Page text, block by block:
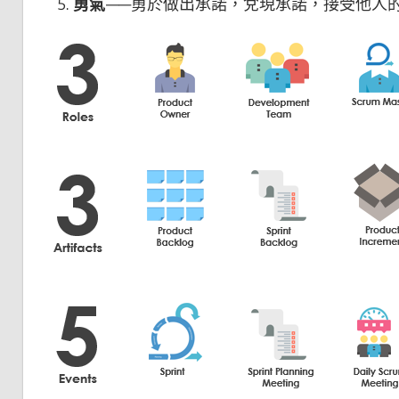
勇氣——勇於做出承諾，兌現承諾，接受他人